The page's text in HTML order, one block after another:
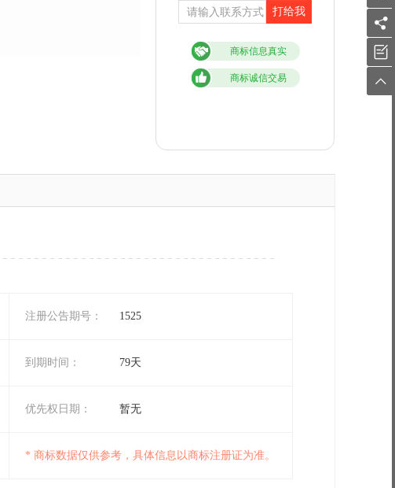
打给我
商标信息真实
商标诚信交易
注册公告期号： 1525
到期时间： 79天
优先权日期： 暂无
* 商标数据仅供参考，具体信息以商标注册证为准。


